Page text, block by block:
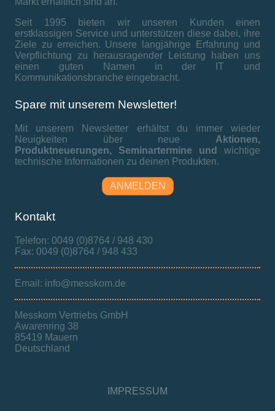
Seit 1995 bieten wir unseren Kunden einen
erstklassigen Service und unterstützen diese dabei, ihre
Ziele zu erreichen. Unsere langjährige Erfahrung und
Verpflichtung zu herausragender Leistung haben uns
einen guten Namen in der IT und
Kommunikationsbranche eingebracht.
Spare mit unserem Newsletter!
Mit unserem Newsletter erhältst du immer wieder
Neuigkeiten über neue Aktionen,
Produktneuerungen, Seminartermine und wichtige
technische Informationen zu deinen Produkten.
ANMELDEN
Kontakt
Telefon: 0049 (0)8764 / 948 430
Fax: 0049 (0)8764 / 948 433
Email: info@messkom.de
Messkom Vertriebs GmbH
Awarenring 38
85419 Mauern
Deutschland
IMPRESSUM